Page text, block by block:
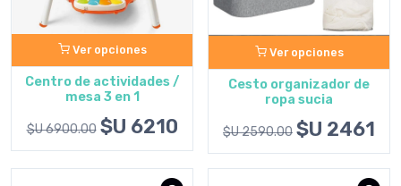
Ver opciones
Centro de actividades /
mesa 3 en 1
$U 6900.00 $U 6210
Ver opciones
Cesto organizador de
ropa sucia
$U 2590.00 $U 2461